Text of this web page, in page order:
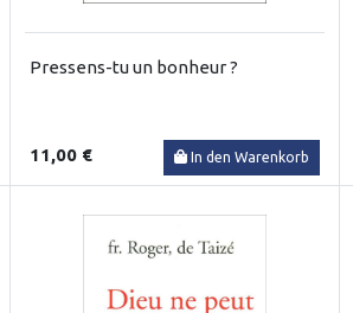
Pressens-tu un bonheur ?
11,00 € In den Warenkorb